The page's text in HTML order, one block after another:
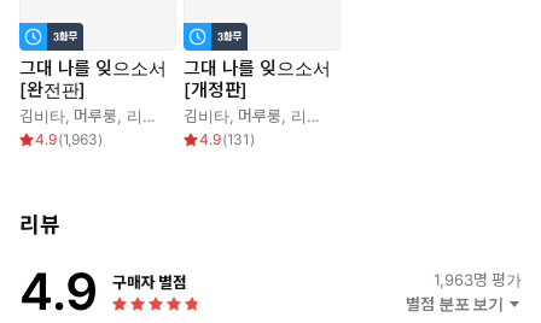
그대 나를 잊으소서
[완전판]
김비타, 머루룽 리베냐
4.9(1,963)
그대 나를 잊으소서
[개정판]
김비타, 머루룽 리베냐
4.9(131 )
리뷰
4.9 구매자 별점 1,963명 평가
별점 분포 보기